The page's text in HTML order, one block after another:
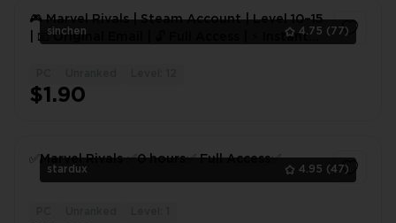
sinchen 4.75 (77)
🎮 Marvel Rivals | Steam Account | Level 10–15
| 📧 Original Email | 🔓 Full Access | ⚡ Instant
$1.90
stardux 4.95 (47)
✅Marvel Rivals ✅0 hours✅ Full Access✅